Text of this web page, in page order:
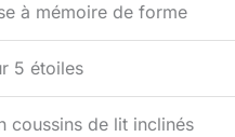
à mémoire de forme
5 étoiles
coussins de lit inclinés